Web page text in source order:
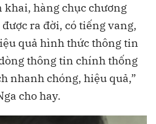
khai, hàng chục chương
ra đời, có tiếng vang,
quả hình thức thông tin
thông tin chính thống
nhanh chóng, hiệu quả,”
cho hay.